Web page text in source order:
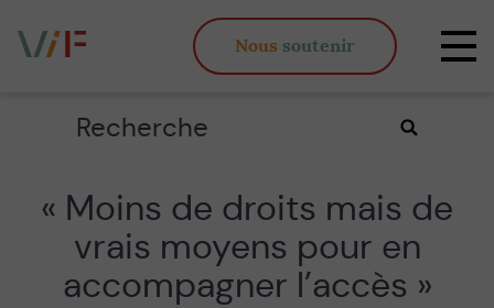
inégaux
Nous soutenir
Rechercher
Valider
« Moins de droits mais de
vrais moyens pour en
accompagner l’accès »